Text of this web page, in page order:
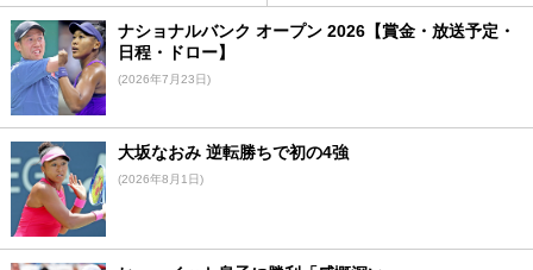
ナショナルバンク オープン 2026【賞金・放送予定・
日程・ドロー】
(2026年7月23日)
大坂なおみ 逆転勝ちで初の4強
(2026年8月1日)